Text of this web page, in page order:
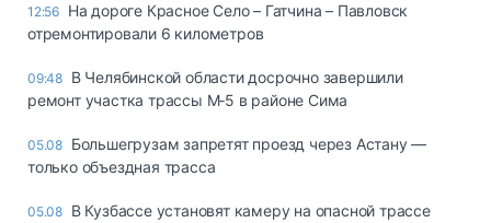
12:56 На дороге Красное Село – Гатчина – Павловск
отремонтировали 6 километров
09:48 В Челябинской области досрочно завершили
ремонт участка трассы М‑5 в районе Сима
05.08 Большегрузам запретят проезд через Астану —
только объездная трасса
05.08 В Кузбассе установят камеру на опасной трассе